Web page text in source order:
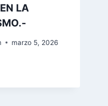
LA
marzo 5, 2026